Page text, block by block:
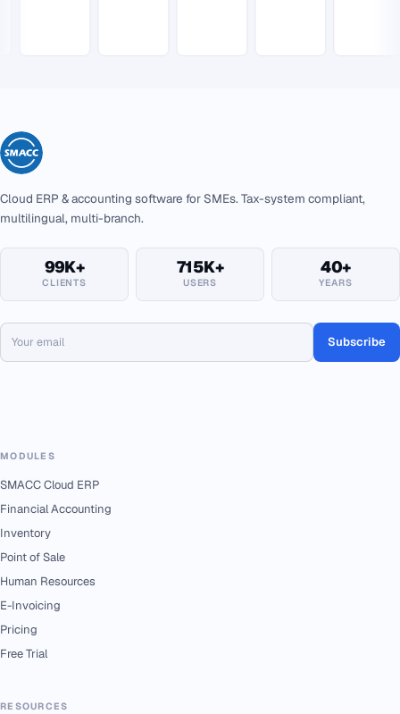
Cloud ERP & accounting software for SMEs. Tax-system compliant,
multilingual, multi-branch.
99K+
CLIENTS
715K+
USERS
40+
YEARS
Subscribe
MODULES
SMACC Cloud ERP
Financial Accounting
Inventory
Point of Sale
Human Resources
E-Invoicing
Pricing
Free Trial
RESOURCES